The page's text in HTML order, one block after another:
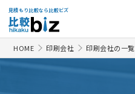
見積もり比較なら比較ビズ
HOME 印刷会社 印刷会社の一覧